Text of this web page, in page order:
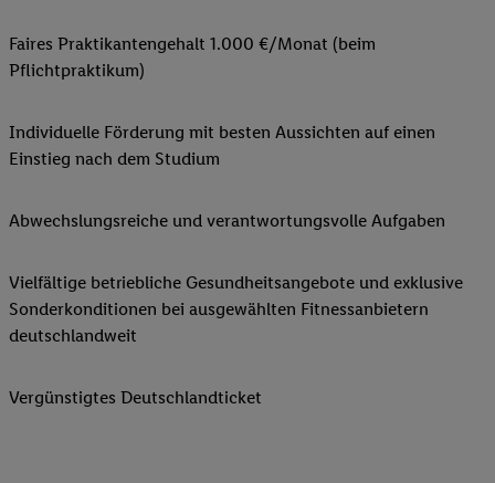
Faires Praktikantengehalt 1.000 €/Monat (beim
Pflichtpraktikum)
Individuelle Förderung mit besten Aussichten auf einen
Einstieg nach dem Studium
Abwechslungsreiche und verantwortungsvolle Aufgaben
Vielfältige betriebliche Gesundheitsangebote und exklusive
Sonderkonditionen bei ausgewählten Fitnessanbietern
deutschlandweit
Vergünstigtes Deutschlandticket